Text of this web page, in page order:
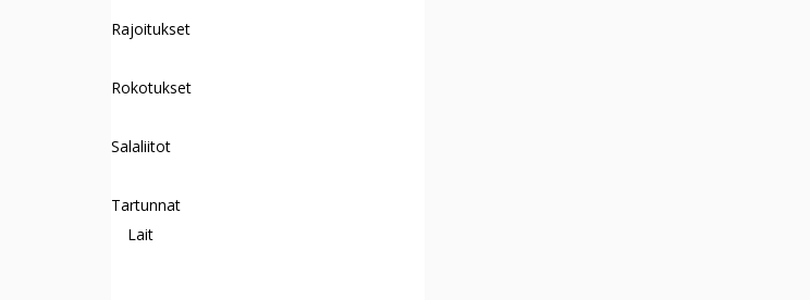
Rajoitukset
Rokotukset
Salaliitot
Tartunnat
Lait